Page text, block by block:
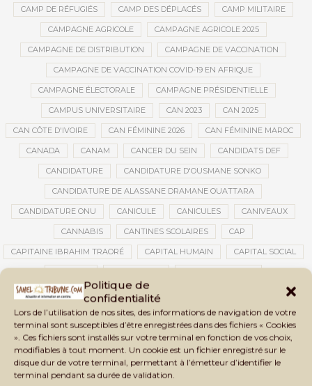
Politique de
confidentialité
Lors de l’utilisation de nos sites, des informations de navigation de votre
terminal sont susceptibles d’être enregistrées dans des fichiers « Cookies
». Ces fichiers sont installés sur votre terminal en fonction de vos choix,
modifiables à tout moment. Un cookie est un fichier enregistré sur le
disque dur de votre terminal, permettant à l’émetteur d’identifier le
terminal pendant sa durée de validation.
CAMP DE RÉFUGIÉS CAMP DES DÉPLACÉS CAMP MILITAIRE
CAMPAGNE AGRICOLE CAMPAGNE AGRICOLE 2025
CAMPAGNE DE DISTRIBUTION CAMPAGNE DE VACCINATION
CAMPAGNE DE VACCINATION COVID-19 EN AFRIQUE
CAMPAGNE ÉLECTORALE CAMPAGNE PRÉSIDENTIELLE
CAMPUS UNIVERSITAIRE CAN 2023 CAN 2025
CAN CÔTE D'IVOIRE CAN FÉMININE 2026 CAN FÉMININE MAROC
CANADA CANAM CANCER DU SEIN CANDIDATS DEF
CANDIDATURE CANDIDATURE D'OUSMANE SONKO
CANDIDATURE DE ALASSANE DRAMANE OUATTARA
CANDIDATURE ONU CANICULE CANICULES CANIVEAUX
CANNABIS CANTINES SCOLAIRES CAP
CAPITAINE IBRAHIM TRAORÉ CAPITAL HUMAIN CAPITAL SOCIAL
CARTE D’IDENTITÉ BIOMÉTRIQUE CARTE NINA CARTONS ROUGES
CASABLANCA CATASTROPHE CATASTROPHE NATURELLE
CATASTROPHES CLIMATIQUES CATASTROPHES NATURELLES
CAUTION 10 000 DOLLARS CAUTION DE VISA CDAT CECOGEC
CÉDÉAO CEDEAO CEI CÉLÉBRATION NATIONALE